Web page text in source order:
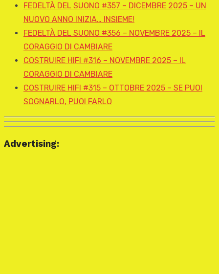
FEDELTÀ DEL SUONO #357 – DICEMBRE 2025 – UN
NUOVO ANNO INIZIA… INSIEME!
FEDELTÀ DEL SUONO #356 – NOVEMBRE 2025 – IL
CORAGGIO DI CAMBIARE
COSTRUIRE HIFI #316 – NOVEMBRE 2025 – IL
CORAGGIO DI CAMBIARE
COSTRUIRE HIFI #315 – OTTOBRE 2025 – SE PUOI
SOGNARLO, PUOI FARLO
Advertising: